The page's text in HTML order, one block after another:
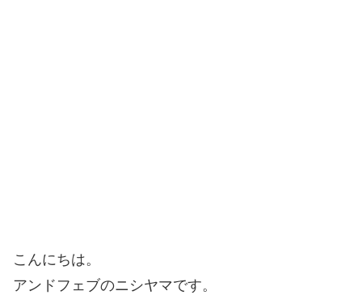
こんにちは。
アンドフェブのニシヤマです。